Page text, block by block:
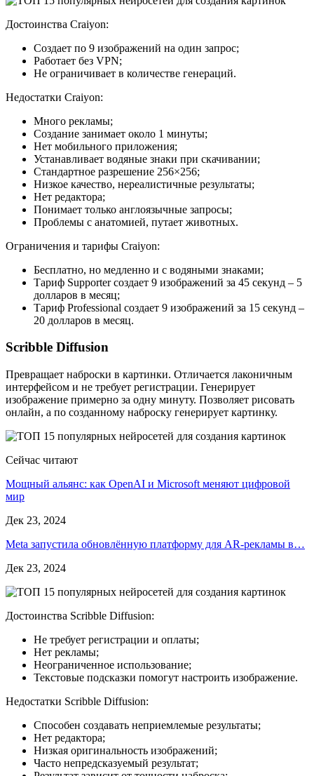
Достоинства Craiyon:
Создает по 9 изображений на один запрос;
Работает без VPN;
Не ограничивает в количестве генераций.
Недостатки Craiyon:
Много рекламы;
Создание занимает около 1 минуты;
Нет мобильного приложения;
Устанавливает водяные знаки при скачивании;
Стандартное разрешение 256×256;
Низкое качество, нереалистичные результаты;
Нет редактора;
Понимает только англоязычные запросы;
Проблемы с анатомией, путает животных.
Ограничения и тарифы Craiyon:
Бесплатно, но медленно и с водяными знаками;
Тариф Supporter создает 9 изображений за 45 секунд – 5
долларов в месяц;
Тариф Professional создает 9 изображений за 15 секунд –
20 долларов в месяц.
Scribble Diffusion
Превращает наброски в картинки. Отличается лаконичным
интерфейсом и не требует регистрации. Генерирует
изображение примерно за одну минуту. Позволяет рисовать
онлайн, а по созданному наброску генерирует картинку.
Сейчас читают
Мощный альянс: как OpenAI и Microsoft меняют цифровой
мир
Дек 23, 2024
Meta запустила обновлённую платформу для AR-рекламы в…
Дек 23, 2024
Достоинства Scribble Diffusion:
Не требует регистрации и оплаты;
Нет рекламы;
Неограниченное использование;
Текстовые подсказки помогут настроить изображение.
Недостатки Scribble Diffusion:
Способен создавать неприемлемые результаты;
Нет редактора;
Низкая оригинальность изображений;
Часто непредсказуемый результат;